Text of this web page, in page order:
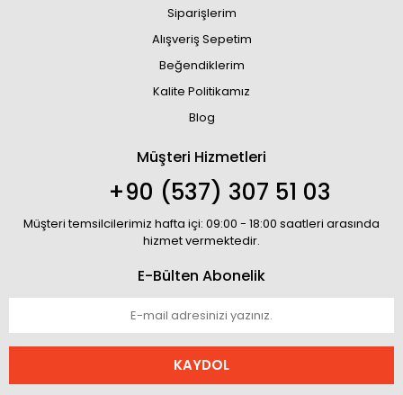
Siparişlerim
Alışveriş Sepetim
Beğendiklerim
Kalite Politikamız
Blog
Müşteri Hizmetleri
+90 (537) 307 51 03
Müşteri temsilcilerimiz hafta içi: 09:00 - 18:00 saatleri arasında
hizmet vermektedir.
E-Bülten Abonelik
KAYDOL